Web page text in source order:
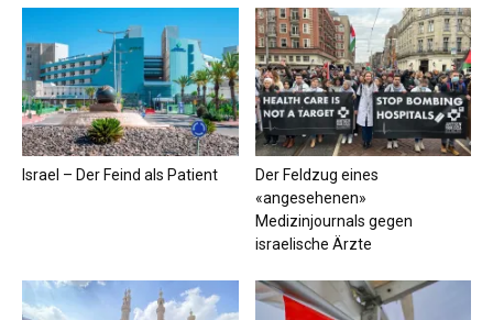
Israel – Der Feind als Patient
Der Feldzug eines
«angesehenen»
Medizinjournals gegen
israelische Ärzte